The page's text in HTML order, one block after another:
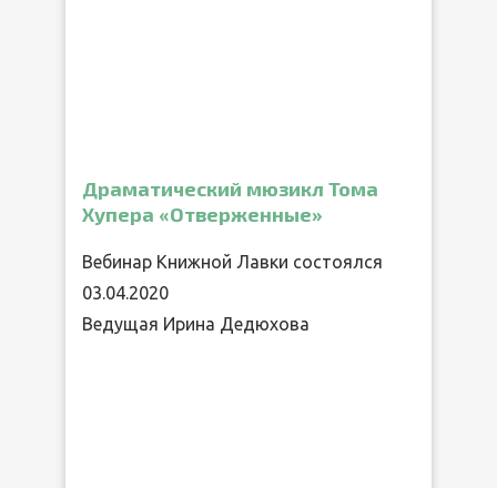
Драматический мюзикл Тома
Хупера «Отверженные»
Вебинар Книжной Лавки состоялся
03.04.2020
Ведущая Ирина Дедюхова